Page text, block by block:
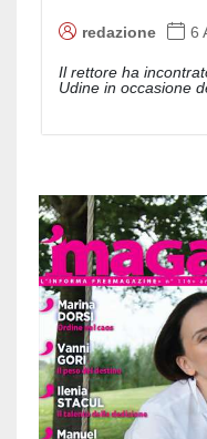
redazione 6
Il rettore ha
Udine in occasione